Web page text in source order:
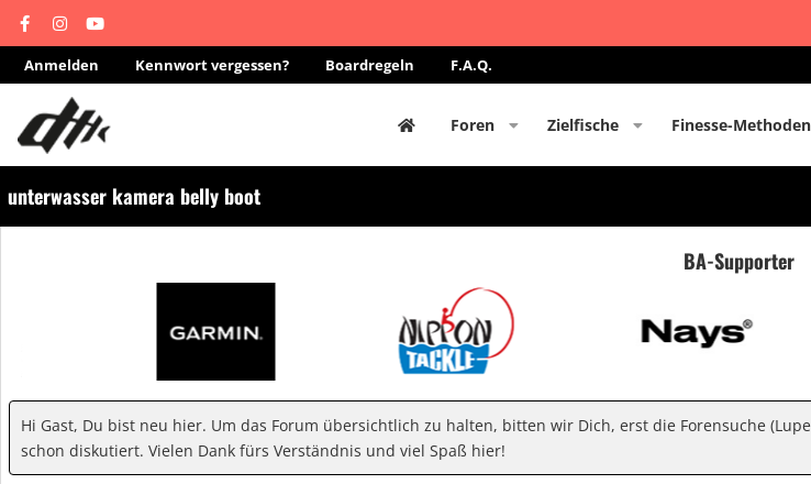
Anmelden Kennwort vergessen? Boardregeln F.A.Q.
Foren Zielfische Finesse-Methoden
unterwasser kamera belly boot
BA-Supporter
Hi Gast, Du bist neu hier. Um das Forum übersichtlich zu halten, bitten wir Dich, erst die Forensuche
schon diskutiert. Vielen Dank fürs Verständnis und viel Spaß hier!